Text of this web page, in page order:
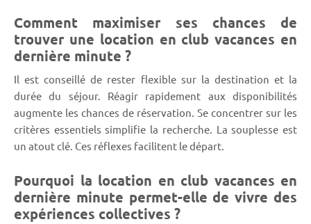
Comment maximiser ses chances de
trouver une location en club vacances en
dernière minute ?
Il est conseillé de rester flexible sur la destination et la
durée du séjour. Réagir rapidement aux disponibilités
augmente les chances de réservation. Se concentrer sur les
critères essentiels simplifie la recherche. La souplesse est
un atout clé. Ces réflexes facilitent le départ.
Pourquoi la location en club vacances en
dernière minute permet-elle de vivre des
expériences collectives ?